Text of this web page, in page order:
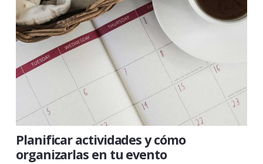
Planificar actividades y cómo
organizarlas en tu evento